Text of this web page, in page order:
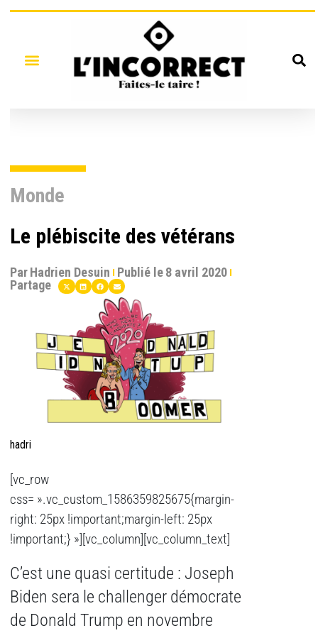
Monde
Le plébiscite des vétérans
ParHadrien Desuin Publié le8 avril 2020
Partage
hadri
[vc_row
css= ».vc_custom_1586359825675{margin-
right: 25px !important;margin-left: 25px
!important;} »][vc_column][vc_column_text]
C’est une quasi certitude : Joseph
Biden sera le challenger démocrate
de Donald Trump en novembre